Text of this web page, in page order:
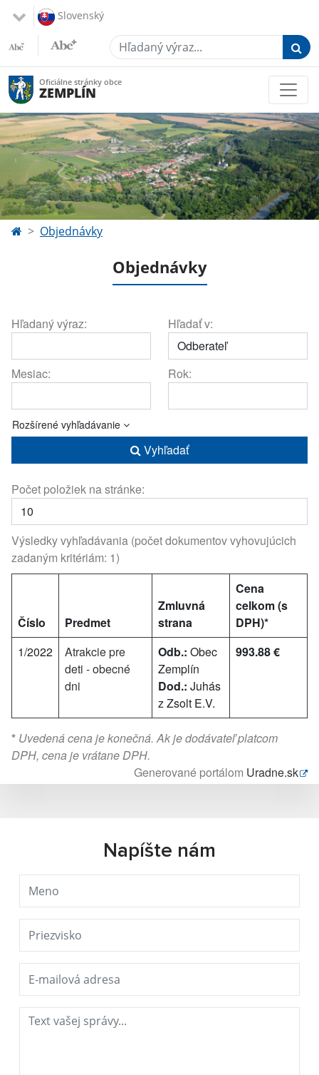
Slovenský
Hľadaný výraz...
Oficiálne stránky obce
ZEMPLÍN
Objednávky
Objednávky
Hľadaný výraz: Hľadať v:
Mesiac: Rok:
Rozšírené vyhľadávanie
Vyhľadať
Počet položiek na stránke:
Výsledky vyhľadávania (počet dokumentov vyhovujúcich
zadaným kritériám: 1)
Číslo Predmet
Zmluvná
strana
Cena
celkom (s
DPH)*
1/2022
Atrakcie pre
deti - obecné
dni
Odb.: Obec
Zemplín
Dod.: Juhás
z Zsolt E.V.
993.88 €
* Uvedená cena je konečná. Ak je dodávateľ platcom
DPH, cena je vrátane DPH.
Generované portálom Uradne.sk
Napíšte nám